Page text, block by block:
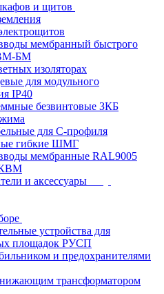
и щитов
мембранный быстрого
БМ
изоляторах
для модульного
IP40
безвинтовые ЗКБ
для С-профиля
гибкие ШМГ
мембранные RAL9005
КВМ
и аксессуары
устройства для
площадок РУСП
и предохранителями
трансформатором